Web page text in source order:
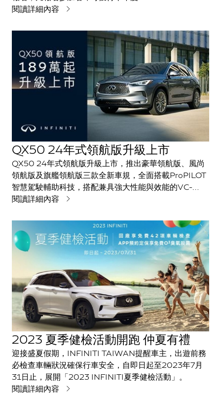
為車主特別準備的INFINITI X MIZUNO 4項獨家專屬好
球，禮遇車主賽事更完美。本年度賽事INFINITI
TAIWAN精心規劃4項一桿進洞大獎，其中最大獎為
「INFINITI 極智夢想休旅 QX50 豪華領航版」乙台，獎
項豐富，敬邀車主以心揮動，成就完美一擊。
閱讀詳細內容
QX50 24年式領航版升級上市
QX50 24年式領航版升級上市，推出豪華領航版、風尚
領航版及旗艦領航版三款全新車規，全面搭載ProPILOT
智慧駕駛輔助科技，搭配兼具強大性能與效能的VC-
Turbo可變壓縮比引擎，以全方位安全守護讓駕駛能自在
心的乘駕體驗，讓駕馭增添自在，感受時刻美好，開啟駕
馭新篇章。
閱讀詳細內容
2023 夏季健檢活動開跑 仲夏有禮
迎接盛夏假期，INFINITI TAIWAN提醒車主，出遊前務
必檢查車輛狀況確保行車安全，自即日起至2023年7月
31日止，展開「2023 INFINITI夏季健檢活動」。
閱讀詳細內容